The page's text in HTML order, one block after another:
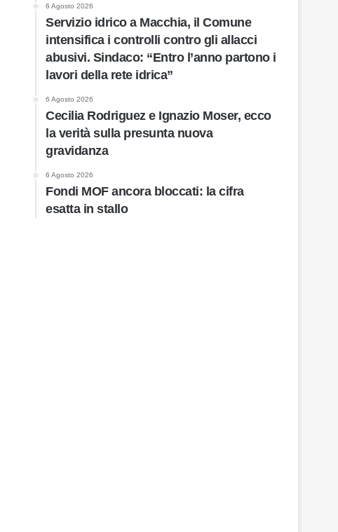
6 Agosto 2026
Servizio idrico a Macchia, il Comune
intensifica i controlli contro gli allacci
abusivi. Sindaco: “Entro l’anno partono i
lavori della rete idrica”
6 Agosto 2026
Cecilia Rodriguez e Ignazio Moser, ecco
la verità sulla presunta nuova
gravidanza
6 Agosto 2026
Fondi MOF ancora bloccati: la cifra
esatta in stallo